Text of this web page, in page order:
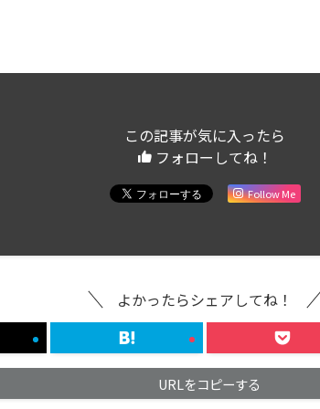
この記事が気に入ったら
フォローしてね！
Follow Me
よかったらシェアしてね！
URLをコピーする